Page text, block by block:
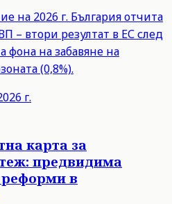
на 2026 г. България отчита
– втори резултат в ЕС след
фона на забавяне на
(0,8%).
г.
карта за
предвидима
в